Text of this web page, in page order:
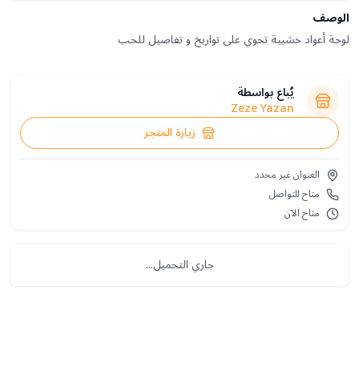
الوصف
لوحة أعواد خشبية تحوي على تواريخ و تفاصيل للحب
يُباع بواسطة
Zeze Yazan
زيارة المتجر
العنوان غير محدد
متاح للتواصل
متاح الآن
جاري التحميل...